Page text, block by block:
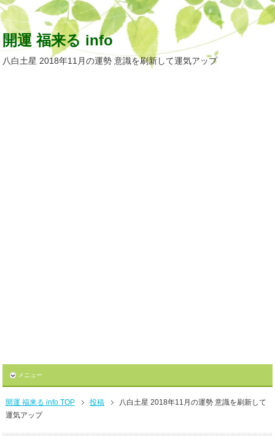
開運 福来る info
八白土星 2018年11月の運勢 意識を刷新して運気アップ
メニュー
開運 福来る info TOP 投稿
八白土星 2018年11月の運勢 意識を刷新して
運気アップ